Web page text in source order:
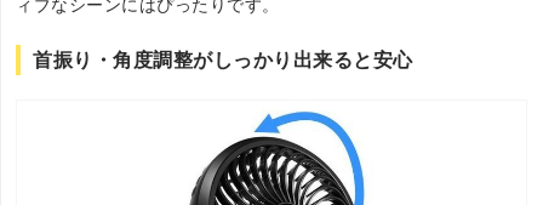
ィブなシーンにはぴったりです。
首振り・角度調整がしっかり出来ると安心